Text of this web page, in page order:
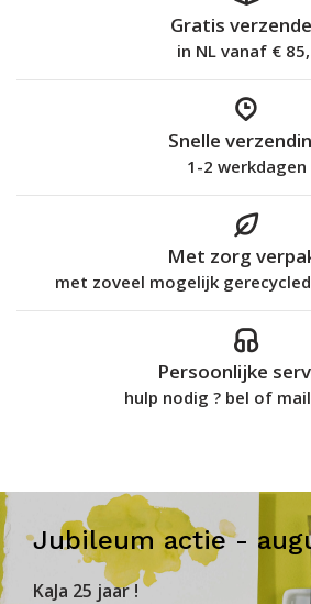
Gratis
in NL vanaf €
Snelle
1-2 werkdagen
Met zorg
met zoveel mogelijk
Persoonlijke
hulp nodig ? bel of
Jubileum actie -
KaJa 25 jaar !